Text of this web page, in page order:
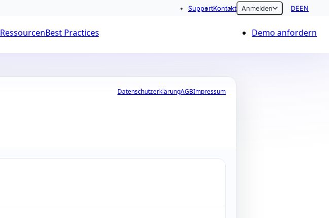
SupportKontakt Anmelden DEEN
RessourcenBest Practices Demo anfordern
DatenschutzerklärungAGBImpressum